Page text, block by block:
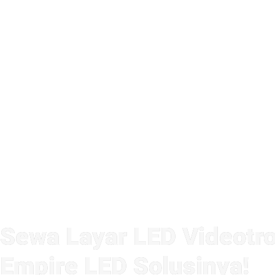
Sewa Layar LED
Empire LED Solusinya!